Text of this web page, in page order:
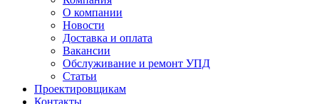
О компании
Новости
Доставка и оплата
Вакансии
Обслуживание и ремонт УПД
Статьи
Проектировщикам
Контакты